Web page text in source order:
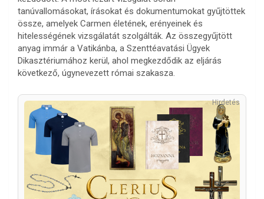
tanúvallomásokat, írásokat és dokumentumokat gyűjtöttek
össze, amelyek Carmen életének, erényeinek és
hitelességének vizsgálatát szolgálták. Az összegyűjtött
anyag immár a Vatikánba, a Szenttéavatási Ügyek
Dikasztériumához kerül, ahol megkezdődik az eljárás
következő, úgynevezett római szakasza.
Hirdetés